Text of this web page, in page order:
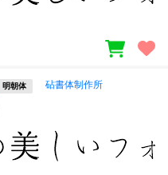
明朝体 砧書体制作所